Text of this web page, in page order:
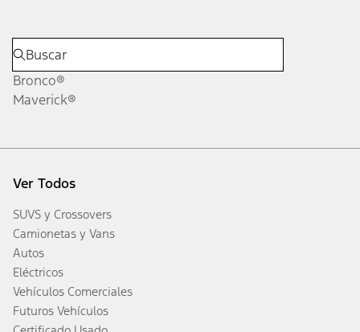
Bronco®
Maverick®
Ver Todos
SUVS y Crossovers
Camionetas y Vans
Autos
Eléctricos
Vehículos Comerciales
Futuros Vehículos